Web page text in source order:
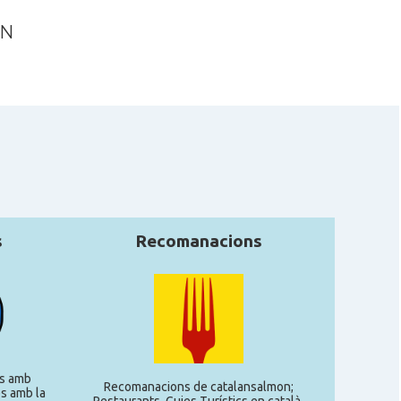
amb
amb la
Recomanacions
Recomanacions de catalansalmon;